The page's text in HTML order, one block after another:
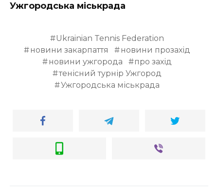
Ужгородська міськрада
Ukrainian Tennis Federation
новини закарпаття
новини прозахід
новини ужгорода
про захід
тенісний турнір Ужгород
Ужгородська міськрада